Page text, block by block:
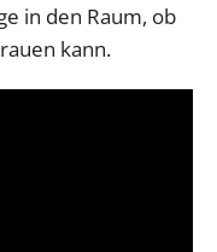
in den Raum, ob
kann.